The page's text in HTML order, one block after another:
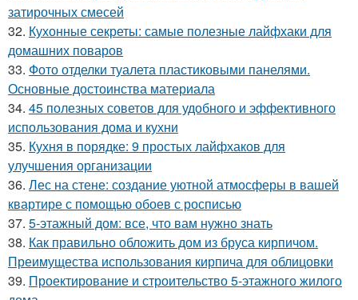
затирочных смесей
32. Кухонные секреты: самые полезные лайфхаки для
домашних поваров
33. Фото отделки туалета пластиковыми панелями.
Основные достоинства материала
34. 45 полезных советов для удобного и эффективного
использования дома и кухни
35. Кухня в порядке: 9 простых лайфхаков для
улучшения организации
36. Лес на стене: создание уютной атмосферы в вашей
квартире с помощью обоев с росписью
37. 5-этажный дом: все, что вам нужно знать
38. Как правильно обложить дом из бруса кирпичом.
Преимущества использования кирпича для облицовки
39. Проектирование и строительство 5-этажного жилого